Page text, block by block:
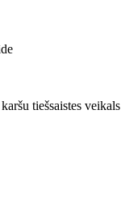
tiešsaistes veikals